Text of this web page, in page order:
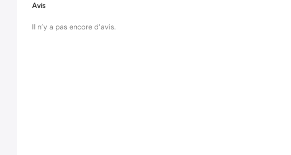
Avis
Il n’y a pas encore d’avis.